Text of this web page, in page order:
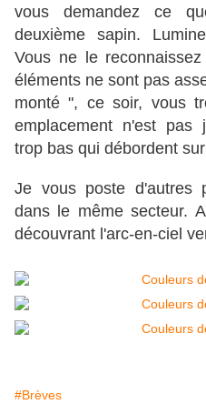
vous demandez ce
deuxième sapin.
Vous ne le
éléments ne sont pas
monté ", ce soir, vous
emplacement n'est pas
trop bas qui débordent
Je vous poste d'autres
dans le même secteur.
découvrant l'arc-en-ciel
#Brèves